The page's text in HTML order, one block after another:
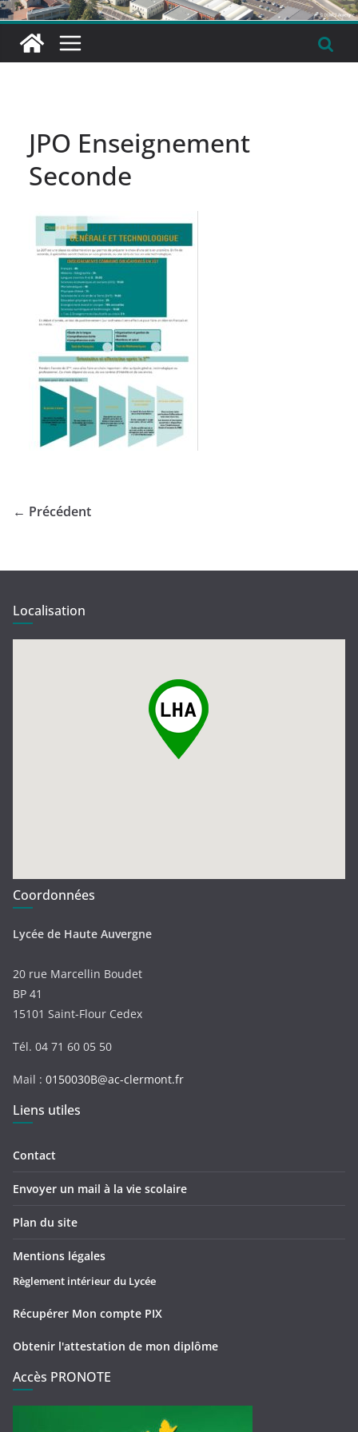
JPO Enseignement
Seconde
← Précédent
Localisation
Coordonnées
Lycée de Haute Auvergne
20 rue Marcellin Boudet
BP 41
15101 Saint-Flour Cedex
Tél. 04 71 60 05 50
Mail : 0150030B@ac-clermont.fr
Liens utiles
Contact
Envoyer un mail à la vie scolaire
Plan du site
Mentions légales
Règlement intérieur du Lycée
Récupérer Mon compte PIX
Obtenir l'attestation de mon diplôme
Accès PRONOTE